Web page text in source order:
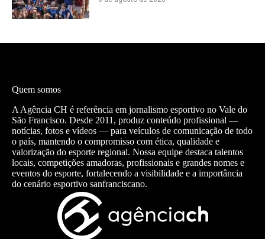
Quem somos
A Agência CH é referência em jornalismo esportivo no Vale do
São Francisco. Desde 2011, produz conteúdo profissional —
notícias, fotos e vídeos — para veículos de comunicação de todo
o país, mantendo o compromisso com ética, qualidade e
valorização do esporte regional. Nossa equipe destaca talentos
locais, competições amadoras, profissionais e grandes nomes e
eventos do esporte, fortalecendo a visibilidade e a importância
do cenário esportivo sanfranciscano.